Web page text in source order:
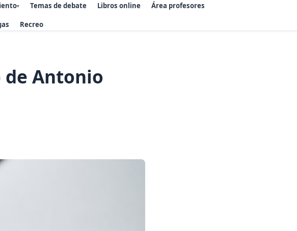
▾ Temas de debate Libros online Área profesores
Recreo
de Antonio